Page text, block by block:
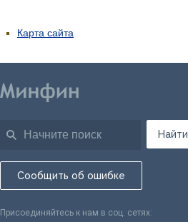
Карта сайта
Найти
Сообщить об ошибке
Присоединяйтесь к нам в соц. сетях: